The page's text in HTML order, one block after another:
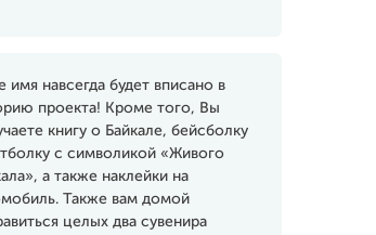
имя навсегда будет вписано в
проекта! Кроме того, Вы
книгу о Байкале, бейсболку
с символикой «Живого
а также наклейки на
Также вам домой
целых два сувенира